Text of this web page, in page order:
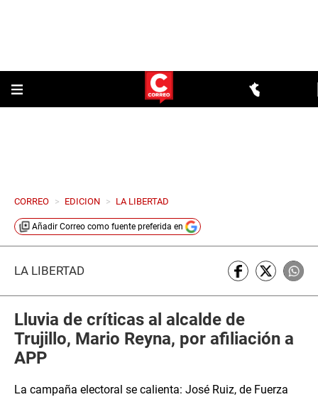
CORREO > EDICION > LA LIBERTAD
Añadir Correo como fuente preferida en
LA LIBERTAD
Lluvia de críticas al alcalde de
Trujillo, Mario Reyna, por afiliación a
APP
La campaña electoral se calienta: José Ruiz, de Fuerza